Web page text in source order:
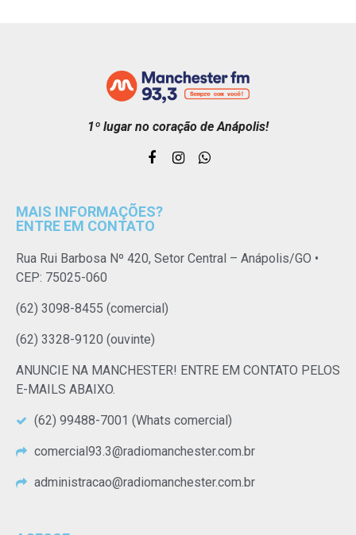
1º lugar no coração de Anápolis!
MAIS INFORMAÇÕES?
ENTRE EM CONTATO
Rua Rui Barbosa Nº 420, Setor Central – Anápolis/GO •
CEP: 75025-060
(62) 3098-8455 (comercial)
(62) 3328-9120 (ouvinte)
ANUNCIE NA MANCHESTER! ENTRE EM CONTATO PELOS
E-MAILS ABAIXO.
(62) 99488-7001 (Whats comercial)
comercial93.3@radiomanchester.com.br
administracao@radiomanchester.com.br